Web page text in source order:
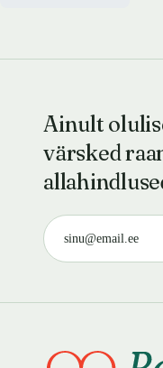
Ainult
värsked